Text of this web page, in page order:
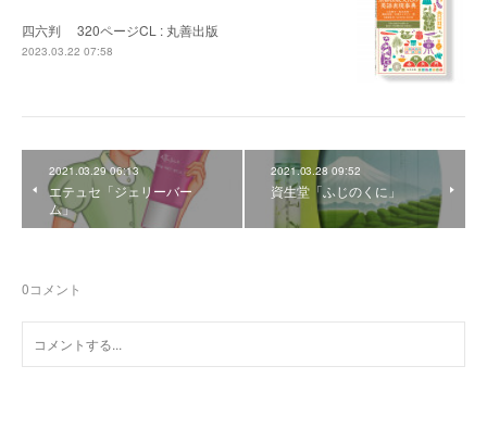
四六判 320ページCL : 丸善出版
2023.03.22 07:58
2021.03.29 06:13
エテュセ「ジェリーバー
ム」
2021.03.28 09:52
資生堂「ふじのくに」
0コメント